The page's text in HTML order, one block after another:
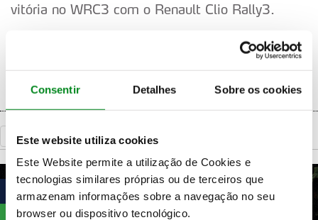
Consentir Detalhes Sobre os cookies
Este website utiliza cookies
Este Website permite a utilização de Cookies e
tecnologias similares próprias ou de terceiros que
armazenam informações sobre a navegação no seu
browser ou dispositivo tecnológico.
vitória no WRC3 com o Renault Clio Rally3.
O decisivo Forum8 Rali do Japão disputa-se entre
Voltar